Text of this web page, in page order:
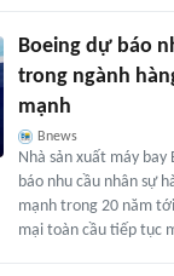
Boeing dự báo
trong ngành
mạnh
Bnews
Nhà sản xuất máy
báo nhu cầu nhân sự
mạnh trong 20 năm
mại toàn cầu tiếp tục